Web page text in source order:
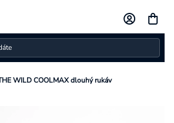
WILD COOLMAX dlouhý rukáv